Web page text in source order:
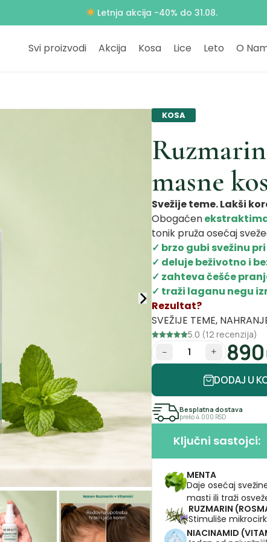
Besplatna dostava za porudžbine preko 4000
Svi proizvodi Akcija Kosa Lice Leto O
KOSA
masne
Svežije teme. Lakši
Obogaćen
tonik pruža osećaj
✓ brzo gubi svežinu
✓ deluje beživotno i
✓ zahteva češće
✓ traži laganu negu
Rezultat?
SVEŽIJE TEME,
5.0 (12 recenzija)
Količina 890
DODAJ U
Besplatna dostava
preko 4.000 RSD
Ključni sastojci:
MENTA
Daje osećaj
masti ili traži
RUZMARIN
Stimuliše
NIACINAMID